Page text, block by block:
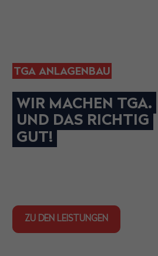
TGA ANLAGENBAU
WIR MACHEN TGA.
UND DAS RICHTIG
GUT!
ZU DEN LEISTUNGEN